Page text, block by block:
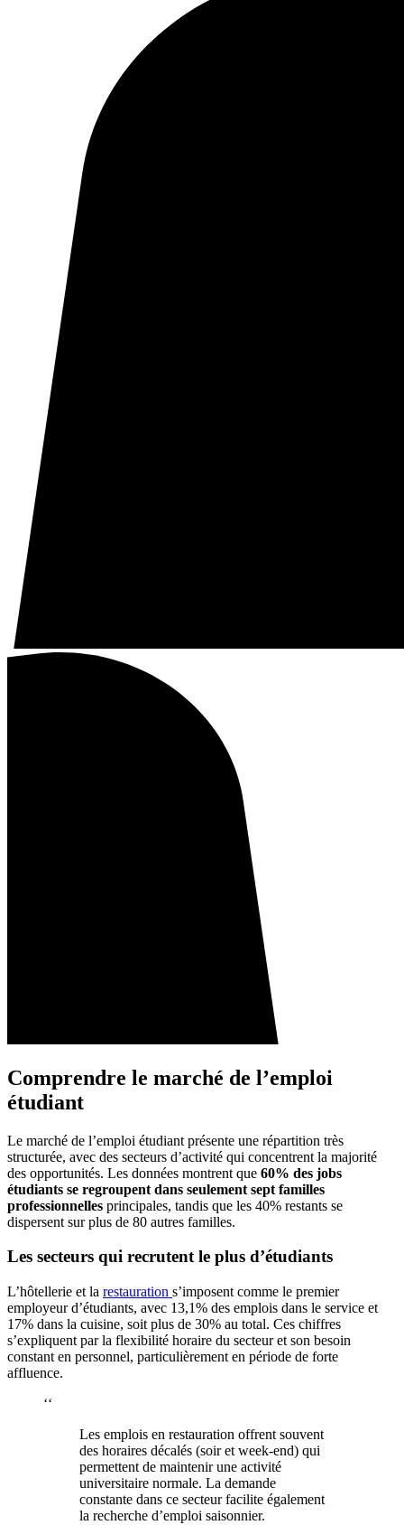
Comprendre le marché de l’emploi
étudiant
Le marché de l’emploi étudiant présente une répartition très
structurée, avec des secteurs d’activité qui concentrent la majorité
des opportunités. Les données montrent que 60% des jobs
étudiants se regroupent dans seulement sept familles
professionnelles principales, tandis que les 40% restants se
dispersent sur plus de 80 autres familles.
Les secteurs qui recrutent le plus d’étudiants
L’hôtellerie et la restauration s’imposent comme le premier
employeur d’étudiants, avec 13,1% des emplois dans le service et
17% dans la cuisine, soit plus de 30% au total. Ces chiffres
s’expliquent par la flexibilité horaire du secteur et son besoin
constant en personnel, particulièrement en période de forte
affluence.
‘‘
Les emplois en restauration offrent souvent
des horaires décalés (soir et week-end) qui
permettent de maintenir une activité
universitaire normale. La demande
constante dans ce secteur facilite également
la recherche d’emploi saisonnier.